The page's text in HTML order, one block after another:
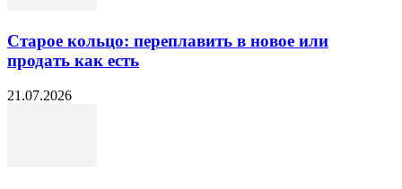
Старое кольцо: переплавить в новое или
продать как есть
21.07.2026